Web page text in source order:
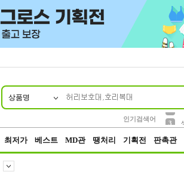
상품명
인기검색어
3
최저가 베스트 MD관 땡처리 기획전 판촉관